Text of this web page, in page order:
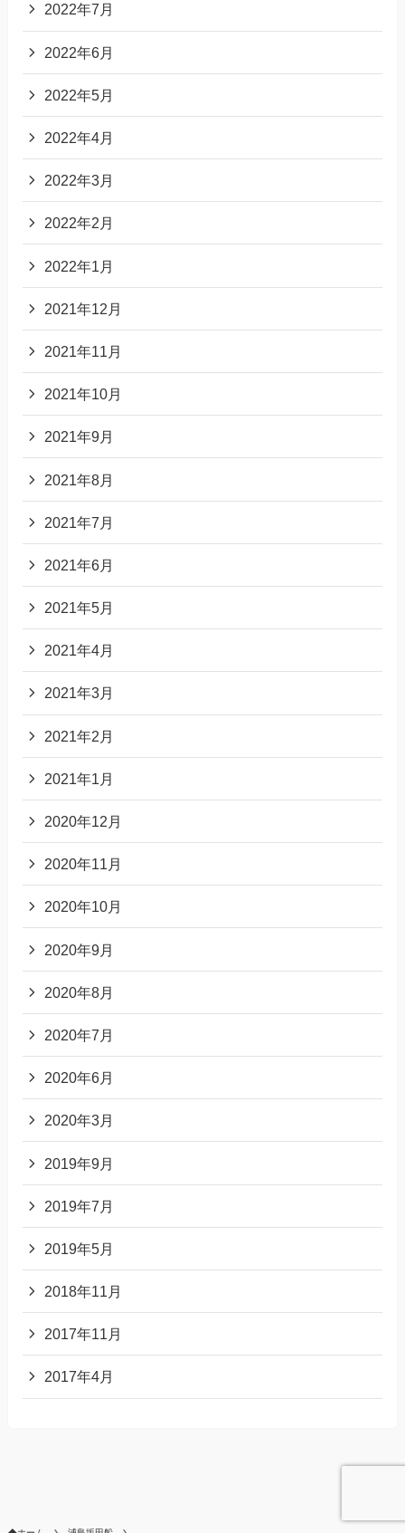
2022年7月
2022年6月
2022年5月
2022年4月
2022年3月
2022年2月
2022年1月
2021年12月
2021年11月
2021年10月
2021年9月
2021年8月
2021年7月
2021年6月
2021年5月
2021年4月
2021年3月
2021年2月
2021年1月
2020年12月
2020年11月
2020年10月
2020年9月
2020年8月
2020年7月
2020年6月
2020年3月
2019年9月
2019年7月
2019年5月
2018年11月
2017年11月
2017年4月